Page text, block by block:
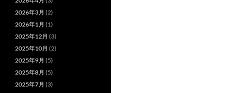
2026年3月 (2)
2026年1月 (1)
2025年12月 (3)
2025年10月 (2)
2025年9月 (5)
2025年8月 (5)
2025年7月 (3)